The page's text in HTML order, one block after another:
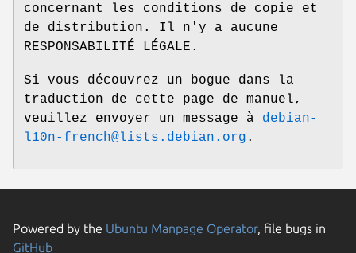
concernant les conditions de copie et
de distribution. Il n'y a aucune
RESPONSABILITÉ LÉGALE.
Si vous découvrez un bogue dans la
traduction de cette page de manuel,
veuillez envoyer un message à debian-
l10n-french@lists.debian.org .
Powered by the Ubuntu Manpage Operator, file bugs in
GitHub